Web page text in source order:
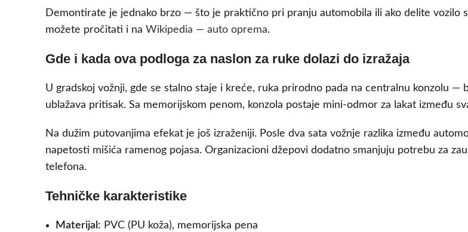
Demontirate je jednako brzo — što je praktično pri pranju automobila ili ako delite vozilo
možete pročitati i na Wikipedia — auto oprema.
Gde i kada ova podloga za naslon za ruke dolazi do izražaja
U gradskoj vožnji, gde se stalno staje i kreće, ruka prirodno pada na centralnu konzolu —
ublažava pritisak. Sa memorijskom penom, konzola postaje mini-odmor za lakat između
Na dužim putovanjima efekat je još izraženiji. Posle dva sata vožnje razlika između
napetosti mišića ramenog pojasa. Organizacioni džepovi dodatno smanjuju potrebu za
telefona.
Tehničke karakteristike
Materijal: PVC (PU koža), memorijska pena